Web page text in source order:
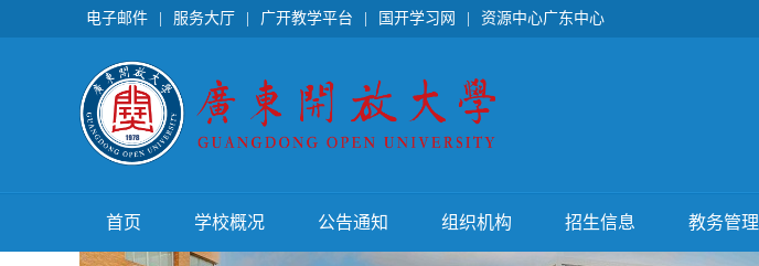
电子邮件 服务大厅 广开教学平台 国开学习网 资源中心广东中心
首页 学校概况 公告通知 组织机构 招生信息 教务管理